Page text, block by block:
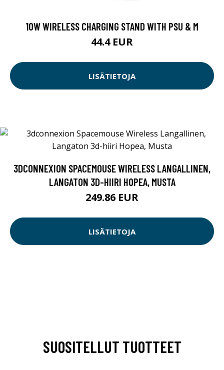
10W WIRELESS CHARGING STAND WITH PSU & M
44.4 EUR
LISÄTIETOJA
3DCONNEXION SPACEMOUSE WIRELESS LANGALLINEN,
LANGATON 3D-HIIRI HOPEA, MUSTA
249.86 EUR
LISÄTIETOJA
SUOSITELLUT TUOTTEET